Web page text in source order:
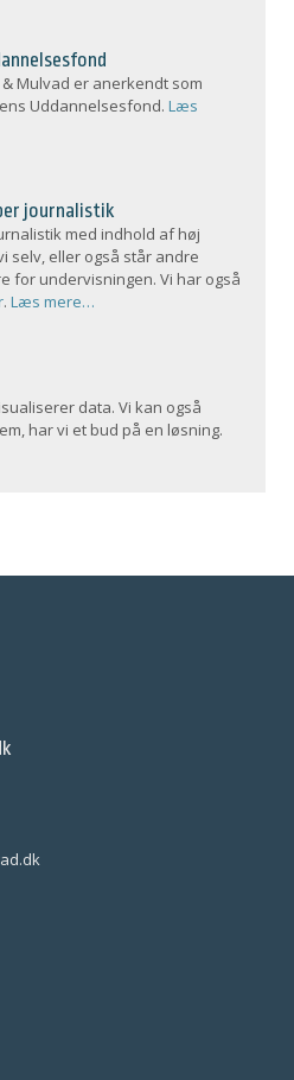
Mulvad er anerkendt som
Uddannelsesfond.Læs
journalistik
med indhold af høj
selv, eller også står andre
for undervisningen. Vi har også
.Læs mere…
data. Vi kan også
har vi et bud på en løsning.